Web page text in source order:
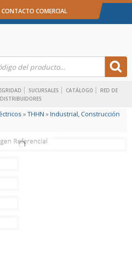
SUCURSALES CATÁLOGO
RED DE
DISTRIBUIDORES
CONTACTO COMERCIAL
»THHN »Industrial, Construcción